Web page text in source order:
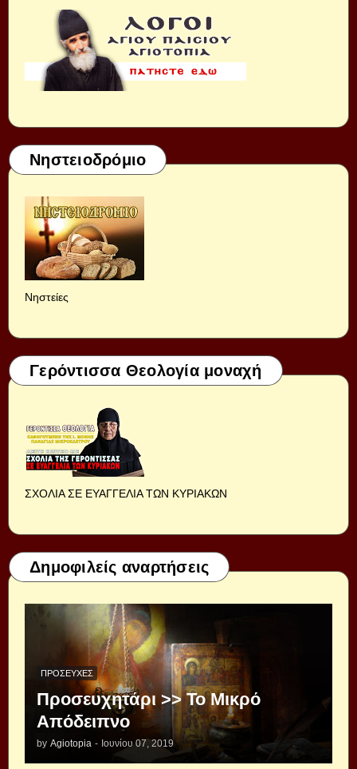
Νηστειοδρόμιο
Νηστείες
Γερόντισσα Θεολογία μοναχή
ΣΧΟΛΙΑ ΣΕ ΕΥΑΓΓΕΛΙΑ ΤΩΝ ΚΥΡΙΑΚΩΝ
Δημοφιλείς αναρτήσεις
ΠΡΟΣΕΥΧΈΣ
Προσευχητάρι >> Το Μικρό
Απόδειπνο
by Agiotopia - Ιουνίου 07, 2019